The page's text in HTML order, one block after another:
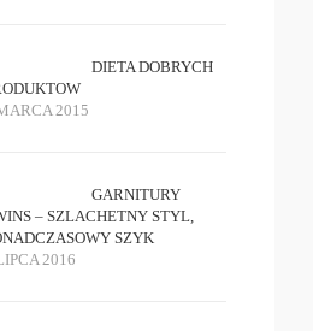
DIETA DOBRYCH
2015
GARNITURY
– SZLACHETNY STYL,
SZYK
2016